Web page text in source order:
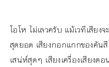
โอโห ไม่เลวครับ แม้เวทีเสีย
สุดยอด เสียงกอกแกกของคัน
เสน่ห์สุดๆ เสียงเครื่องเสียง